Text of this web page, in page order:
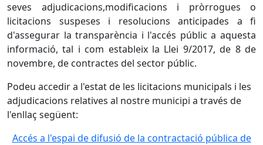
seves adjudicacions,modificacions i pròrrogues o
licitacions suspeses i resolucions anticipades a fi
d'assegurar la transparència i l'accés públic a aquesta
informació, tal i com estableix la Llei 9/2017, de 8 de
novembre, de contractes del sector públic.
Podeu accedir a l'estat de les licitacions municipals i les
adjudicacions relatives al nostre municipi a través de
l'enllaç següent:
Accés a l'espai de difusió de la contractació pública de